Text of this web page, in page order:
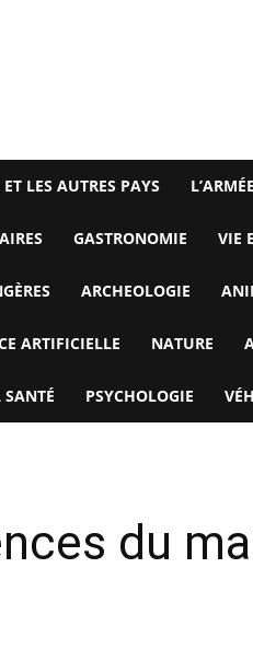
LES AUTRES PAYS L’ARMÉE
GASTRONOMIE VIE
ARCHEOLOGIE
ARTIFICIELLE NATURE
SANTÉ PSYCHOLOGIE
du